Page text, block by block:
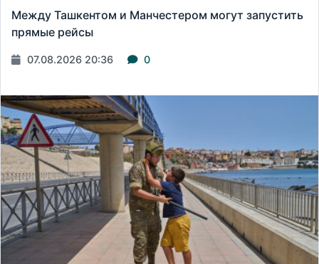
Между Ташкентом и Манчестером могут запустить
прямые рейсы
07.08.2026 20:36 0